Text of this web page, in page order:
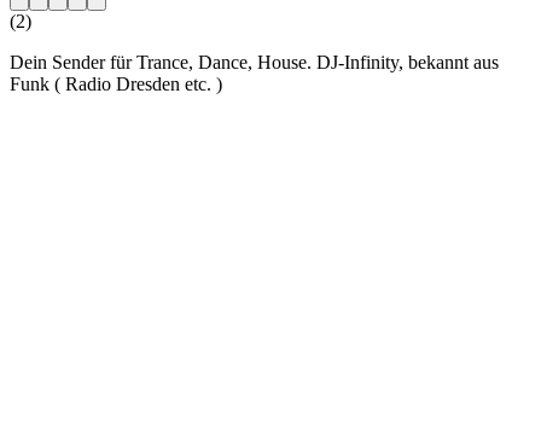
(2)
Dein Sender für Trance, Dance, House. DJ-Infinity, bekannt aus
Funk ( Radio Dresden etc. )